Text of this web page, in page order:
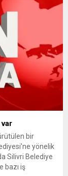
bir
yönelik
Silivri Belediye
bazı iş